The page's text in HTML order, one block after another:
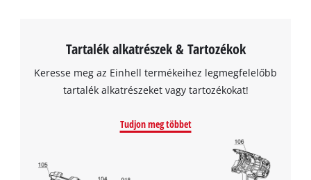
Tartalék alkatrészek & Tartozékok
Keresse meg az Einhell termékeihez legmegfelelőbb
tartalék alkatrészeket vagy tartozékokat!
Tudjon meg többet